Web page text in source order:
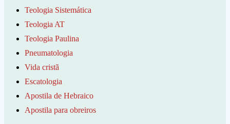
Teologia Sistemática
Teologia AT
Teologia Paulina
Pneumatologia
Vida cristã
Escatologia
Apostila de Hebraico
Apostila para obreiros